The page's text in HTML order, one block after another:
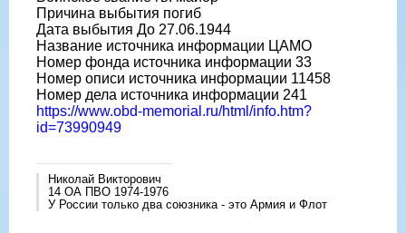
Причина выбытия погиб
Дата выбытия До 27.06.1944
Название источника информации ЦАМО
Номер фонда источника информации 33
Номер описи источника информации 11458
Номер дела источника информации 241
https://www.obd-memorial.ru/html/info.htm?
id=73990949
Николай Викторович
14 ОА ПВО 1974-1976
У России только два союзника - это Армия и Флот